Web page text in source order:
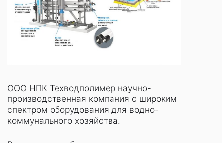
ООО НПК Техводполимер научно-
производственная компания с широким
спектром оборудования для водно-
коммунального хозяйства.